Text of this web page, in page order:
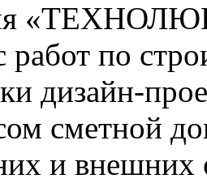
работ по
дизайн-
сметной
и внешних